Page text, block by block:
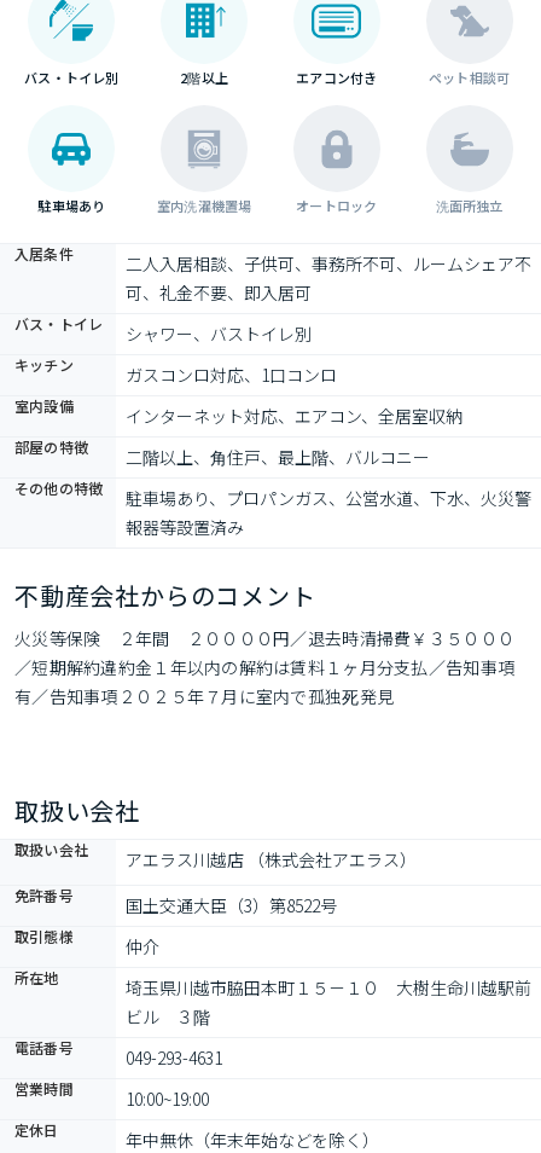
バス・トイレ別 2階以上 エアコン付き ペット相談可
駐車場あり 室内洗濯機置場 オートロック 洗面所独立
入居条件
二人入居相談、子供可、事務所不可、ルームシェア不
可、礼金不要、即入居可
バス・トイレ シャワー、バストイレ別
キッチン ガスコンロ対応、1口コンロ
室内設備 インターネット対応、エアコン、全居室収納
部屋の特徴 二階以上、角住戸、最上階、バルコニー
その他の特徴
駐車場あり、プロパンガス、公営水道、下水、火災警
報器等設置済み
不動産会社からのコメント
火災等保険　２年間　２００００円／退去時清掃費￥３５０００
／短期解約違約金１年以内の解約は賃料１ヶ月分支払／告知事項
有／告知事項２０２５年７月に室内で孤独死発見
取扱い会社
取扱い会社 アエラス川越店 （株式会社アエラス）
免許番号 国土交通大臣（3）第8522号
取引態様 仲介
所在地
埼玉県川越市脇田本町１５－１０　大樹生命川越駅前
ビル　３階
電話番号 049-293-4631
営業時間 10:00~19:00
定休日 年中無休（年末年始などを除く）